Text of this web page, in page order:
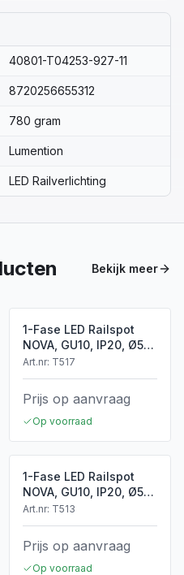
40801-T04253-927-11
8720256655312
780 gram
Lumention
LED Railverlichting
Bekijk meer
1-Fase LED Railspot
NOVA, GU10, IP20, Ø56
x 85 mm, Brons
Art.nr: T517
Prijs op aanvraag
Op voorraad
1-Fase LED Railspot
NOVA, GU10, IP20, Ø56
x 85 mm, Zwart
Art.nr: T513
Prijs op aanvraag
Op voorraad